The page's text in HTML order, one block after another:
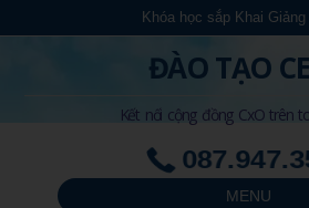
Khóa học sắp Khai Giảng
ĐÀO TẠO
Kết nối cộng đồng CxO trên
MENU